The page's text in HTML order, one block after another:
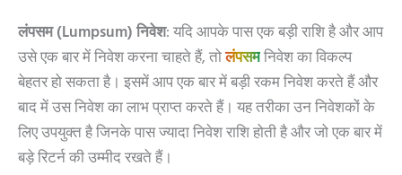
लंपसम (Lumpsum) निवेश: यदि आपके पास एक बड़ी राशि है और आप
उसे एक बार में निवेश करना चाहते हैं, तोलंपसमनिवेश का विकल्प
बेहतर हो सकता है। इसमें आप एक बार में बड़ी रकम निवेश करते हैं और
बाद में उस निवेश का लाभ प्राप्त करते हैं। यह तरीका उन निवेशकों के
लिए उपयुक्त है जिनके पास ज्यादा निवेश राशि होती है और जो एक बार में
बड़े रिटर्न की उम्मीद रखते हैं।